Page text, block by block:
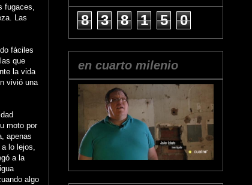
fugaces,
Las
fáciles
que
la vida
vivió una
moto por
apenas
lo lejos,
a la
algo
8 3 8 1 5 0
en cuarto milenio